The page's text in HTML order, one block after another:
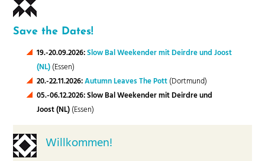
Save the Dates!
19.-20.09.2026:Slow Bal Weekender mit Deirdre und Joost
(NL)(Essen)
20.-22.11.2026:Autumn Leaves The Pott(Dortmund)
05.-06.12.2026: Slow Bal Weekender mit Deirdre und
Joost (NL)(Essen)
Willkommen!